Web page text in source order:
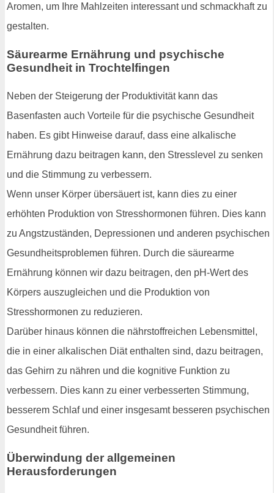
Aromen, um Ihre Mahlzeiten interessant und schmackhaft zu
gestalten.
Säurearme Ernährung und psychische
Gesundheit in Trochtelfingen
Neben der Steigerung der Produktivität kann das
Basenfasten auch Vorteile für die psychische Gesundheit
haben. Es gibt Hinweise darauf, dass eine alkalische
Ernährung dazu beitragen kann, den Stresslevel zu senken
und die Stimmung zu verbessern.
Wenn unser Körper übersäuert ist, kann dies zu einer
erhöhten Produktion von Stresshormonen führen. Dies kann
zu Angstzuständen, Depressionen und anderen psychischen
Gesundheitsproblemen führen. Durch die säurearme
Ernährung können wir dazu beitragen, den pH-Wert des
Körpers auszugleichen und die Produktion von
Stresshormonen zu reduzieren.
Darüber hinaus können die nährstoffreichen Lebensmittel,
die in einer alkalischen Diät enthalten sind, dazu beitragen,
das Gehirn zu nähren und die kognitive Funktion zu
verbessern. Dies kann zu einer verbesserten Stimmung,
besserem Schlaf und einer insgesamt besseren psychischen
Gesundheit führen.
Überwindung der allgemeinen
Herausforderungen